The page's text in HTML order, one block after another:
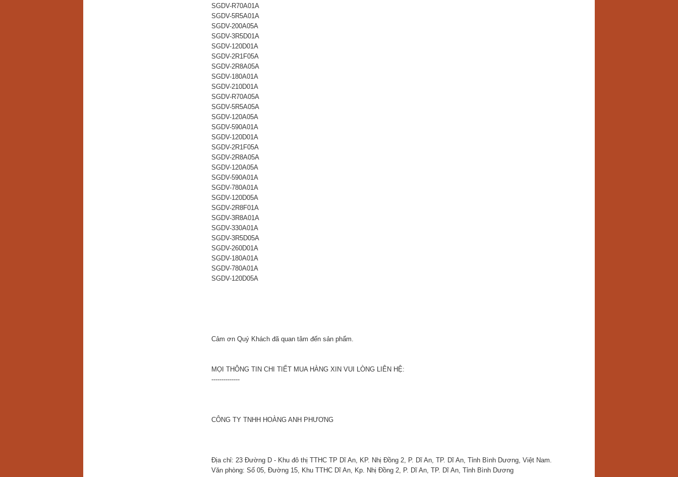
SGDV-R70A01A
SGDV-5R5A01A
SGDV-200A05A
SGDV-3R5D01A
SGDV-120D01A
SGDV-2R1F05A
SGDV-2R8A05A
SGDV-180A01A
SGDV-210D01A
SGDV-R70A05A
SGDV-5R5A05A
SGDV-120A05A
SGDV-590A01A
SGDV-120D01A
SGDV-2R1F05A
SGDV-2R8A05A
SGDV-120A05A
SGDV-590A01A
SGDV-780A01A
SGDV-120D05A
SGDV-2R8F01A
SGDV-3R8A01A
SGDV-330A01A
SGDV-3R5D05A
SGDV-260D01A
SGDV-180A01A
SGDV-780A01A
SGDV-120D05A
Cảm ơn Quý Khách đã quan tâm đến sản phẩm.
MỌI THÔNG TIN CHI TIẾT MUA HÀNG XIN VUI LÒNG LIÊN HỆ:
--------------
CÔNG TY TNHH HOÀNG ANH PHƯƠNG
Địa chỉ: 23 Đường D - Khu đô thị TTHC TP Dĩ An, KP. Nhị Đồng 2, P. Dĩ An, TP. Dĩ An, Tỉnh Bình Dương, Việt Nam.
Văn phòng: Số 05, Đường 15, Khu TTHC Dĩ An, Kp. Nhị Đồng 2, P. Dĩ An, TP. Dĩ An, Tỉnh Bình Dương